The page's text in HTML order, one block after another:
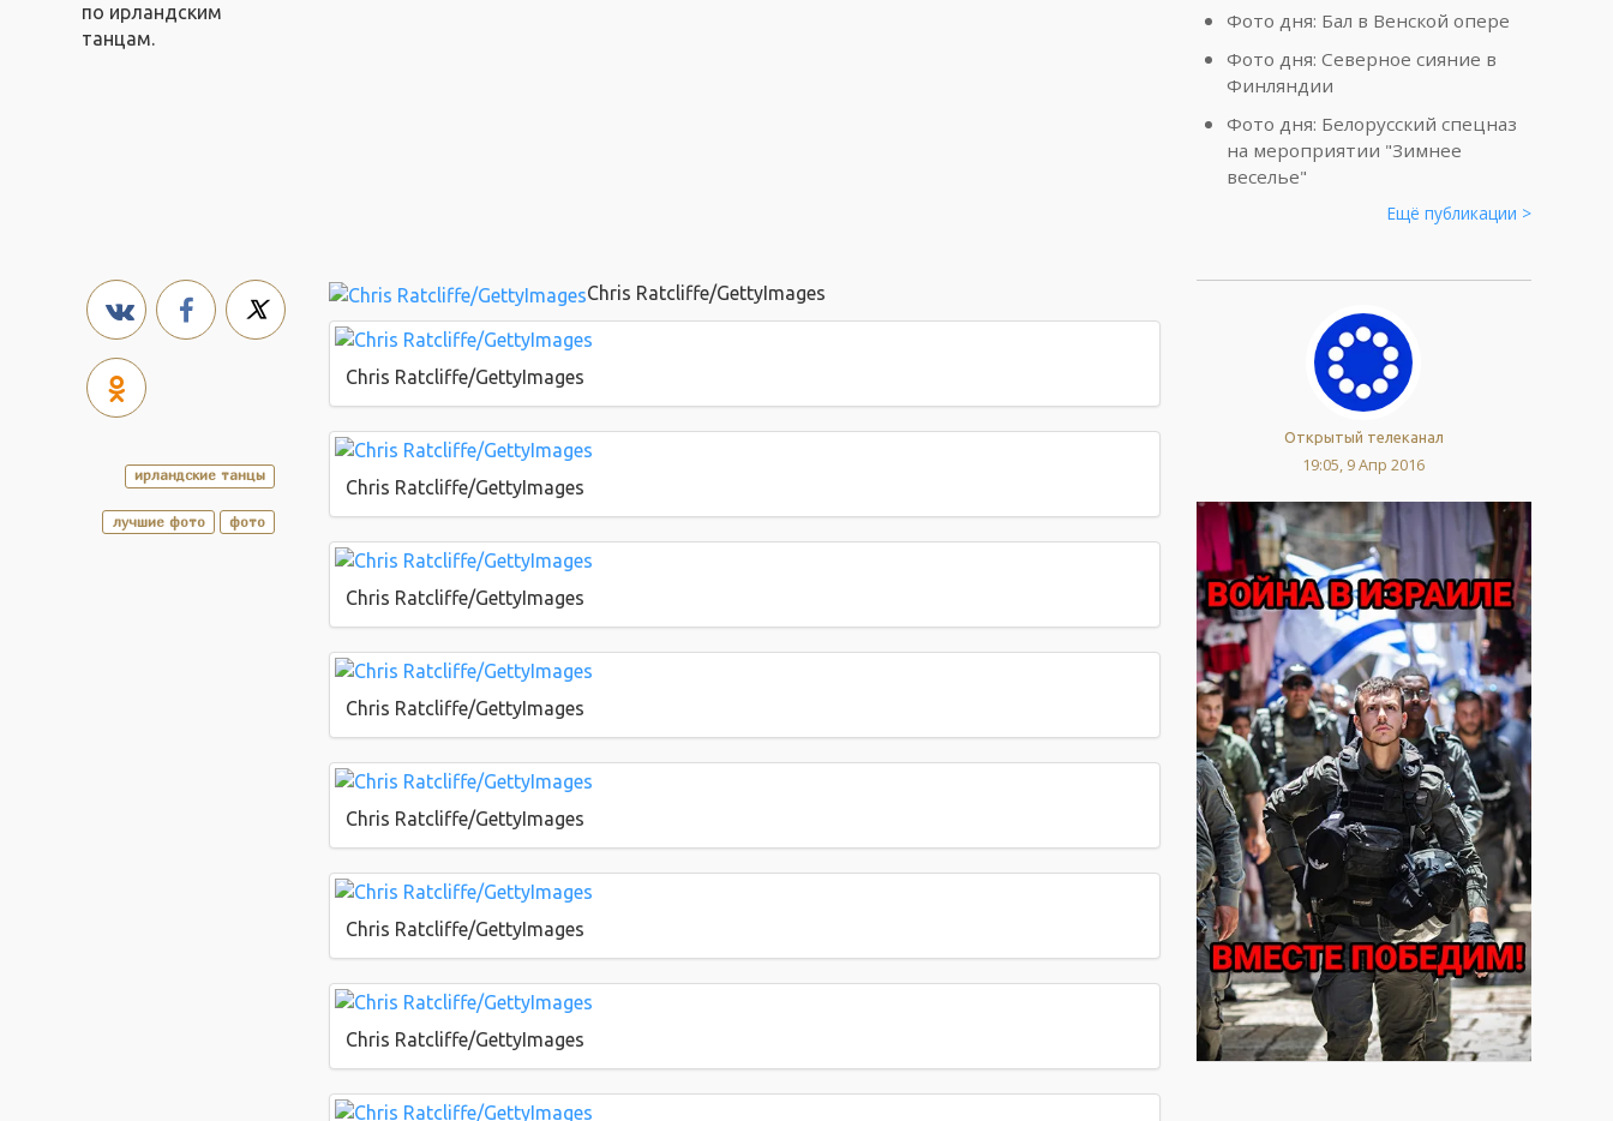
по ирландским
танцам.
Фото дня: Бал в Венской опере
Фото дня: Северное сияние в
Финляндии
Фото дня: Белорусский спецназ
на мероприятии "Зимнее
веселье"
Ещё публикации >
ирландские танцы
лучшие фото фото
Chris Ratcliffe/GettyImages
Chris Ratcliffe/GettyImages
Chris Ratcliffe/GettyImages
Chris Ratcliffe/GettyImages
Chris Ratcliffe/GettyImages
Chris Ratcliffe/GettyImages
Chris Ratcliffe/GettyImages
Chris Ratcliffe/GettyImages
Открытый телеканал
19:05, 9 Апр 2016